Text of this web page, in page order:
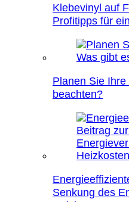
Klebevinyl auf
Profitipps für
Planen Sie
beachten?
Senkung des